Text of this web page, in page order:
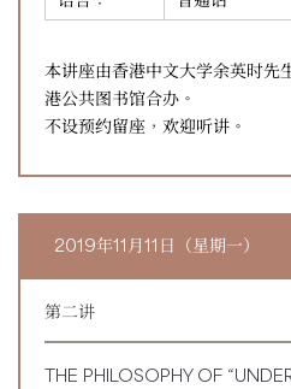
本讲座由香港中文大学余英时先
港公共图书馆合办。
不设预约留座，欢迎听讲。
2019年11月11日（星期一）
第二讲
THE PHILOSOPHY OF